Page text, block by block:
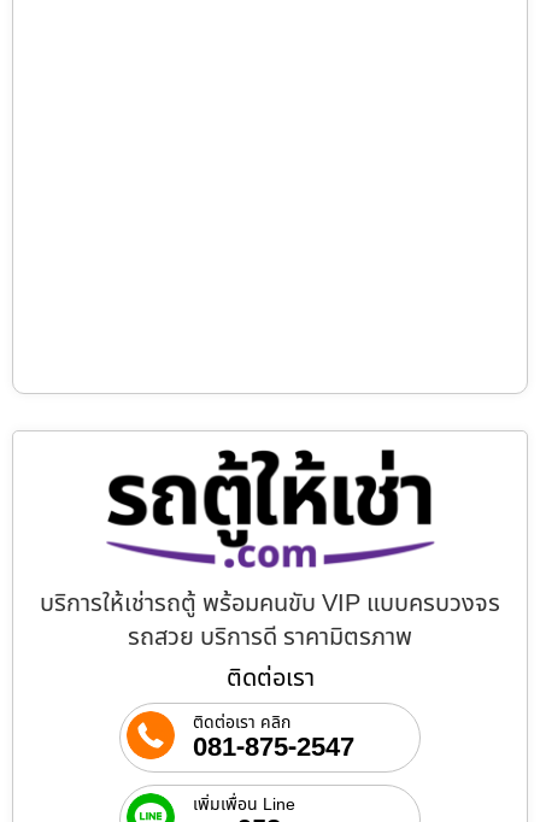
บริการให้เช่ารถตู้ พร้อมคนขับ VIP แบบครบวงจร
รถสวย บริการดี ราคามิตรภาพ
ติดต่อเรา
ติดต่อเรา คลิก
081-875-2547
เพิ่มเพื่อน Line